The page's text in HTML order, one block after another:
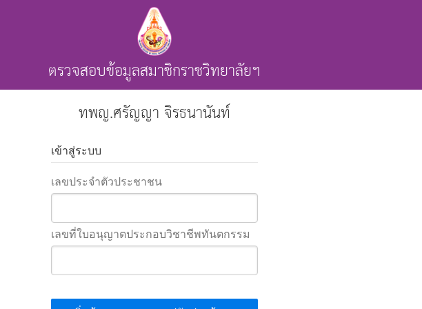
ตรวจสอบข้อมูลสมาชิกราชวิทยาลัยฯ
ทพญ.ศรัญญา จิรธนานันท์
เข้าสู่ระบบ
เลขประจำตัวประชาชน
เลขที่ใบอนุญาตประกอบวิชาชีพทันตกรรม